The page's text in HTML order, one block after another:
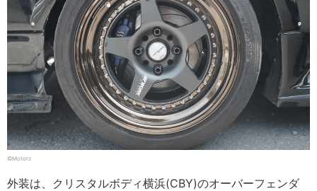
©Motorz
外装は、クリスタルボディ横浜(CBY)のオーバーフェンダ